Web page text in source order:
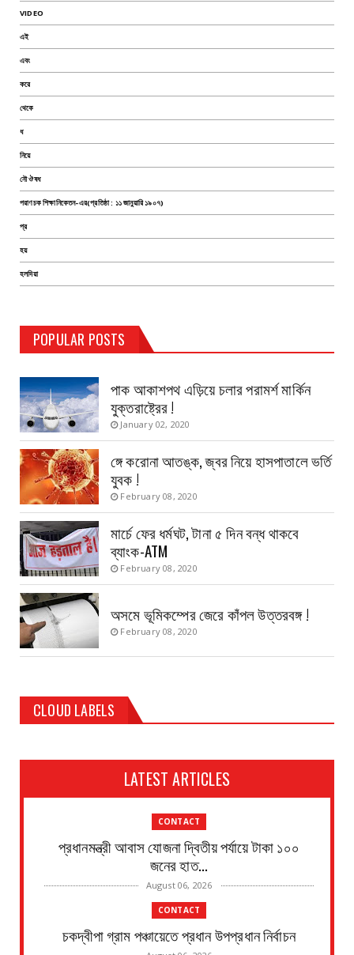
VIDEO
এই
এবং
করে
থেকে
ধ
নিয়ে
নৌ ঔষধ
পরাণচক শিক্ষানিকেতন-এর(প্রতিষ্ঠা : ১১ জানুয়ারি ১৯০৭)
প্র
হয়
হলদিয়া
POPULAR POSTS
TEST PAGE
August 14, 2019
পাক আকাশপথ এড়িয়ে চলার পরামর্শ মার্কিন
যুক্তরাষ্ট্রের !
January 02, 2020
ঙ্গে করোনা আতঙ্ক, জ্বর নিয়ে হাসপাতালে ভর্তি
যুবক !
February 08, 2020
মার্চে ফের ধর্মঘট, টানা ৫ দিন বন্ধ থাকবে
ব্যাংক-ATM
February 08, 2020
অসমে ভূমিকম্পের জেরে কাঁপল উত্তরবঙ্গ !
February 08, 2020
CLOUD LABELS
LATEST ARTICLES
CONTACT
প্রধানমন্ত্রী আবাস যোজনা দ্বিতীয় পর্যায়ে টাকা ১০০
জনের হাত...
August 06, 2026
CONTACT
চকদ্বীপা গ্রাম পঞ্চায়েতে প্রধান উপপ্রধান নির্বাচন